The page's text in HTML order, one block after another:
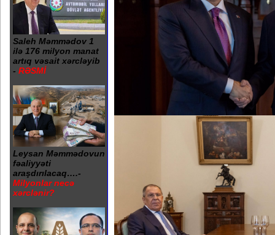
Saleh Məmmədov 1
ilə 176 milyon manat
artıq vəsait xərcləyib
- RƏSMİ
Leysan Məmmədovun
fəaliyyəti
araşdırılacaq….-
Milyonlar necə
xərclənir?